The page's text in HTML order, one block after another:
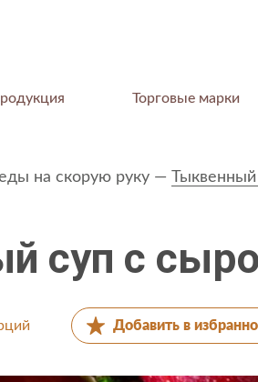
Торговые марки
на скорую руку Тыквенный
суп с
Добавить в